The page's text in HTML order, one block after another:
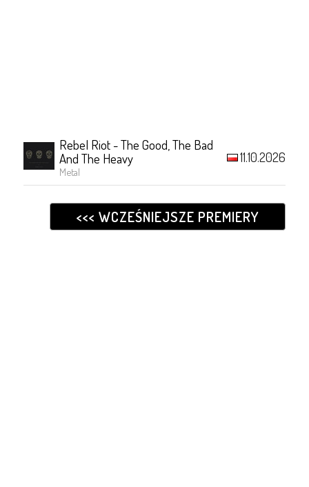
Rebel Riot - The Good, The Bad
And The Heavy
Metal
11.10.2026
<<< WCZEŚNIEJSZE PREMIERY